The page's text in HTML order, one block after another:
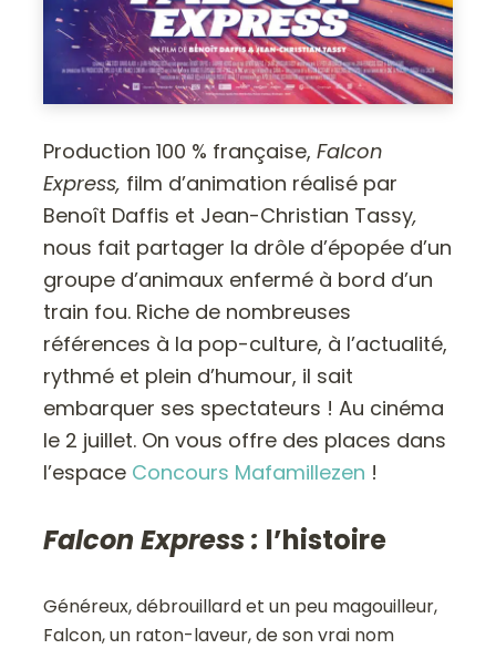
Production 100 % française,Falcon
Express, film d’animation réalisé par
Benoît Daffis et Jean-Christian Tassy,
nous fait partager la drôle d’épopée d’un
groupe d’animaux enfermé à bord d’un
train fou. Riche de nombreuses
références à la pop-culture, à l’actualité,
rythmé et plein d’humour, il sait
embarquer ses spectateurs ! Au cinéma
le 2 juillet. On vous offre des places dans
l’espace Concours Mafamillezen !
Falcon Express : l’histoire
Généreux, débrouillard et un peu magouilleur,
Falcon, un raton-laveur, de son vrai nom